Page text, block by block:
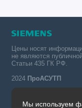
Мы используем
Цены носят
не являются
Статьи 435 ГК РФ.
2024 ПроАСУТП
Simatic в России тел.: